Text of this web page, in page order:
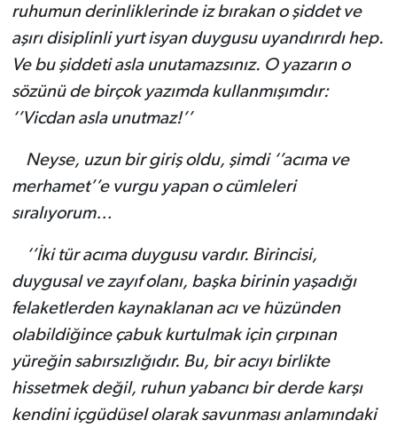
ruhumun derinliklerinde iz bırakan o şiddet ve
aşırı disiplinli yurt isyan duygusu uyandırırdı hep.
Ve bu şiddeti asla unutamazsınız. O yazarın o
sözünü de birçok yazımda kullanmışımdır:
‘’Vicdan asla unutmaz!’’
Neyse, uzun bir giriş oldu, şimdi ‘’acıma ve
merhamet’’e vurgu yapan o cümleleri
sıralıyorum…
‘’İki tür acıma duygusu vardır. Birincisi,
duygusal ve zayıf olanı, başka birinin yaşadığı
felaketlerden kaynaklanan acı ve hüzünden
olabildiğince çabuk kurtulmak için çırpınan
yüreğin sabırsızlığıdır. Bu, bir acıyı birlikte
hissetmek değil, ruhun yabancı bir derde karşı
kendini içgüdüsel olarak savunması anlamındaki